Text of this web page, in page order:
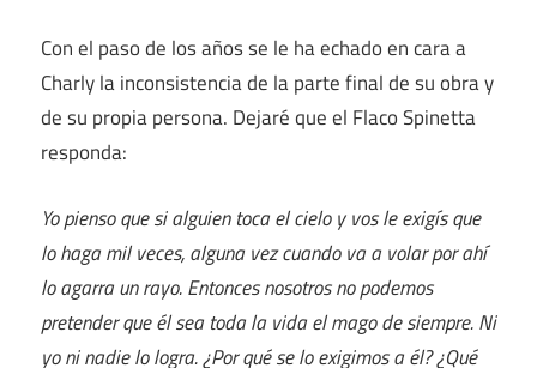
Con el paso de los años se le ha echado en cara a
Charly la inconsistencia de la parte final de su obra y
de su propia persona. Dejaré que el Flaco Spinetta
responda:
Yo pienso que si alguien toca el cielo y vos le exigís que
lo haga mil veces, alguna vez cuando va a volar por ahí
lo agarra un rayo. Entonces nosotros no podemos
pretender que él sea toda la vida el mago de siempre. Ni
yo ni nadie lo logra. ¿Por qué se lo exigimos a él? ¿Qué